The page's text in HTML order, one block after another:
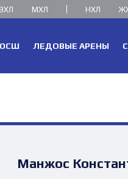
ВХЛ МХЛ НХЛ
ЛЕДОВЫЕ АРЕНЫ
Манжос